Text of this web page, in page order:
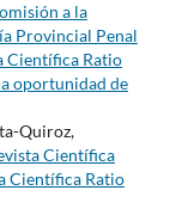
a la
Provincial Penal
Científica Ratio
oportunidad de
Quiroz,
Científica
Científica Ratio